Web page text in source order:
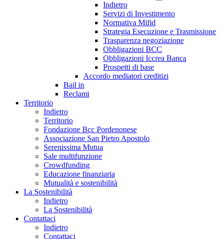
Indietro
Servizi di Investimento
Normativa Mifid
Strategia Esecuzione e Trasmissione
Trasparenza negoziazione
Obbligazioni BCC
Obbligazioni Iccrea Banca
Prospetti di base
Accordo mediatori creditizi
Bail in
Reclami
Territorio
Indietro
Territorio
Fondazione Bcc Pordenonese
Associazione San Pietro Apostolo
Serenissima Mutua
Sale multifunzione
Crowdfunding
Educazione finanziaria
Mutualità e sostenibilità
La Sostenibilità
Indietro
La Sostenibilità
Contattaci
Indietro
Contattaci